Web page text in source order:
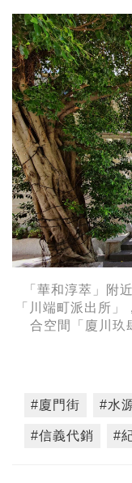
「華和淳萃」附
「川端町派出所
合空間「廈川玖
#廈門街 #水
#信義代銷 #